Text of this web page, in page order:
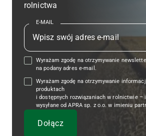
rolnictwa
E-MAIL
Wyrażam zgodę na otrzymywanie
na podany adres e-mail.
Wyrażam zgodę na otrzymywanie
produktach
i dostępnych rozwiązaniach w rolnictwie –
wysyłane od APRA sp. z o.o. w imieniu